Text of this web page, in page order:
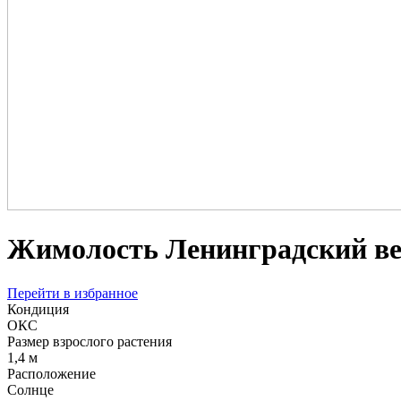
Жимолость Ленинградский
Перейти в избранное
Кондиция
ОКС
Размер взрослого растения
1,4 м
Расположение
Солнце